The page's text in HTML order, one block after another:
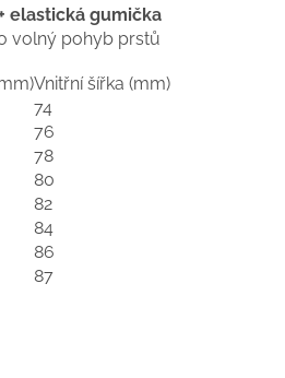
elastická gumička
volný pohyb prstů
Vnitřní šířka (mm)
74
76
78
80
82
84
86
87